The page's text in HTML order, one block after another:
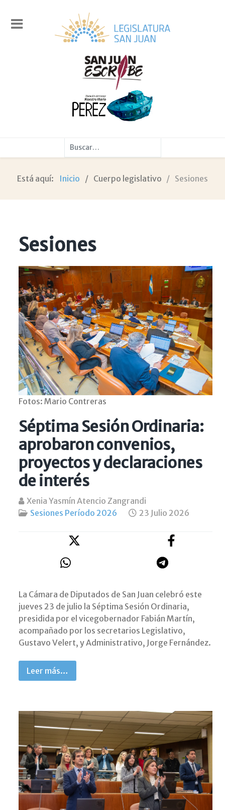
Buscar
Está aquí: Inicio Cuerpo legislativo Sesiones
Sesiones
Fotos: Mario Contreras
Séptima Sesión Ordinaria:
aprobaron convenios,
proyectos y declaraciones
de interés
Xenia Yasmín Atencio Zangrandi
Sesiones Período 2026
23 Julio 2026
La Cámara de Diputados de San Juan celebró este
jueves 23 de julio la Séptima Sesión Ordinaria,
presidida por el vicegobernador Fabián Martín,
acompañado por los secretarios Legislativo,
Gustavo Velert, y Administrativo, Jorge Fernández.
Leer más…